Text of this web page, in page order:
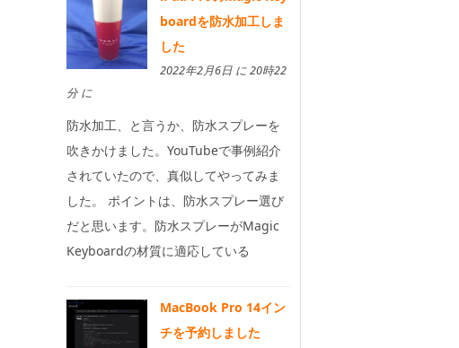
boardを防水加工しま
した
2022年2月6日 に 20時22
分 に
防水加工、と言うか、防水スプレーを
吹きかけました。YouTubeで事例紹介
されていたので、真似してやってみま
した。 ポイントは、防水スプレー選び
だと思います。防水スプレーがMagic
Keyboardの材質に適応している
MacBook Pro 14イン
チを予約しました